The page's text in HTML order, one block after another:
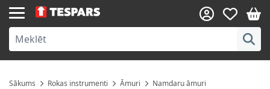
Skip to Content
Sākums Rokas instrumenti Āmuri Namdaru āmuri